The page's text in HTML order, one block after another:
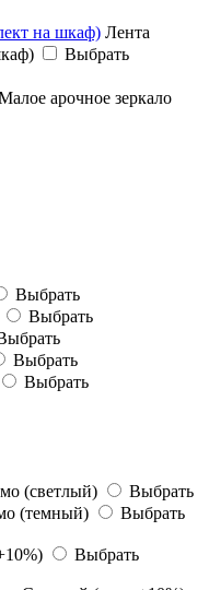
Лента
Выбрать
арочное зеркало
Выбрать
Выбрать
Выбрать
Выбрать
(светлый)
Выбрать
(темный)
Выбрать
Выбрать